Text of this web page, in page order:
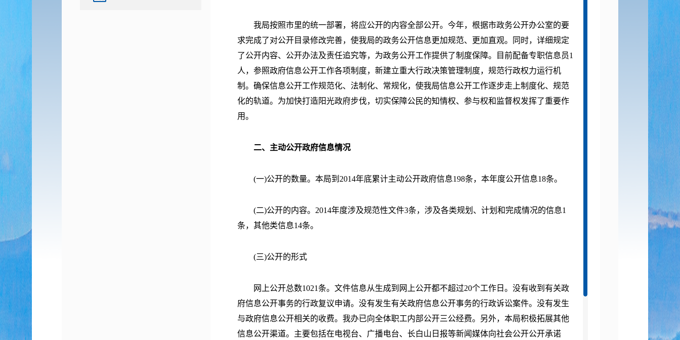
我局按照市里的统一部署，将应公开的内容全部公开。今年，根据市政务公开办公室的要
求完成了对公开目录修改完善，使我局的政务公开信息更加规范、更加直观。同时，详细规定
了公开内容、公开办法及责任追究等，为政务公开工作提供了制度保障。目前配备专职信息员1
人，参照政府信息公开工作各项制度，新建立重大行政决策管理制度，规范行政权力运行机
制。确保信息公开工作规范化、法制化、常规化，使我局信息公开工作逐步走上制度化、规范
化的轨道。为加快打造阳光政府步伐，切实保障公民的知情权、参与权和监督权发挥了重要作
用。
二、主动公开政府信息情况
(一)公开的数量。 本局到 2014年底累计主动公开政府信息198条，本年度公开信息18条。
(二)公开的内容。 2014年度涉及规范性文件3条，涉及各类规划、计划和完成情况的信息1
条，其他类信息14条。
(三)公开的形式
网上公开总数1021条。文件信息从生成到网上公开都不超过20个工作日。没有收到有关政
府信息公开事务的行政复议申请。没有发生有关政府信息公开事务的行政诉讼案件。没有发生
与政府信息公开相关的收费。我办已向全体职工内部公开三公经费。另外，本局积极拓展其他
信息公开渠道。主要包括在电视台、广播电台、长白山日报等新闻媒体向社会公开公开承诺